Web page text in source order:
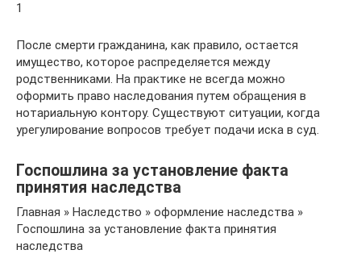
1
После смерти гражданина, как правило, остается
имущество, которое распределяется между
родственниками. На практике не всегда можно
оформить право наследования путем обращения в
нотариальную контору. Существуют ситуации, когда
урегулирование вопросов требует подачи иска в суд.
Госпошлина за установление факта
принятия наследства
Главная » Наследство » оформление наследства »
Госпошлина за установление факта принятия
наследства